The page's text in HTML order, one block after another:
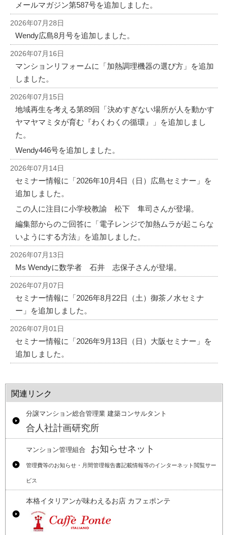
メールマガジン第587号を追加しました。
2026年07月28日
Wendy広島8月号を追加しました。
2026年07月16日
マンションリフォームに「加熱調理機器の選び方」を追加
しました。
2026年07月15日
地域再生を考える第89回「決めすぎない場所が人を動かす
ヤマヤマミタが育む『わくわくの循環』」を追加しまし
た。
Wendy446号を追加しました。
2026年07月14日
セミナー情報に「2026年10月4日（日）広島セミナー」を
追加しました。
この人に注目に小学校教諭 松下 隼司さんが登場。
編集部からのご回答に「電子レンジで加熱ムラが起こらな
いようにする方法」を追加しました。
2026年07月13日
Ms Wendyに数学者 石井 志保子さんが登場。
2026年07月07日
セミナー情報に「2026年8月22日（土）御茶ノ水セミナ
ー」を追加しました。
2026年07月01日
セミナー情報に「2026年9月13日（日）大阪セミナー」を
追加しました。
関連リンク
分譲マンション総合管理業 建築コンサルタント
合人社計画研究所
マンション管理組合 お知らせネット
管理費等のお知らせ・月間管理報告書記載情報等のインターネット閲覧サー
ビス
本格イタリアンが味わえるお店 カフェポンテ